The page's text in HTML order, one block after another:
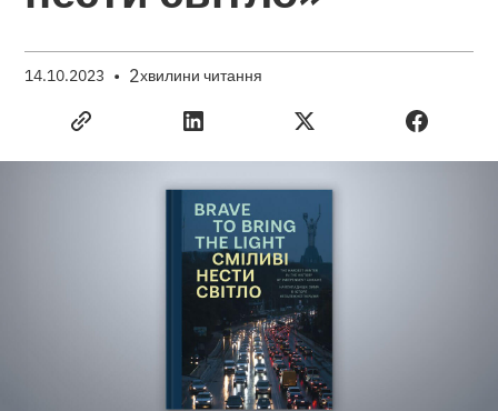
14.10.2023 • 2хвилини читання